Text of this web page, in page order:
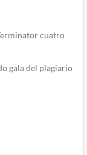
cuatro
gala del plagiario